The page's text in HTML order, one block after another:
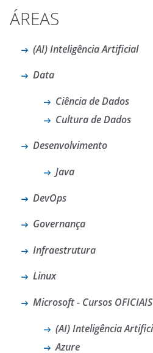
ÁREAS
(AI) Inteligência Artificial
Data
Ciência de Dados
Cultura de Dados
Desenvolvimento
Java
DevOps
Governança
Infraestrutura
Linux
Microsoft - Cursos OFICIAIS
(AI) Inteligência
Azure